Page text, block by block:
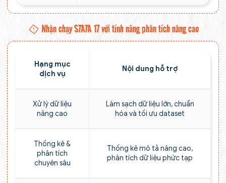
Nhận chạy STATA 17 với tính năng phân tích nâng cao
Hạng mục
dịch vụ
Nội dung hỗ trợ
Xử lý dữ liệu
nâng cao
Làm sạch dữ liệu lớn, chuẩn
hóa và tối ưu dataset
Thống kê &
phân tích
chuyên sâu
Thống kê mô tả nâng cao,
phân tích dữ liệu phức tạp